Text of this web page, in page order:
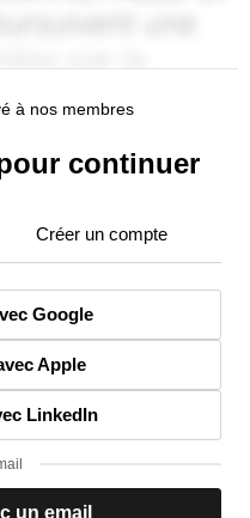
à nos membres
continuer
Créer un compte
Google
Apple
LinkedIn
un email